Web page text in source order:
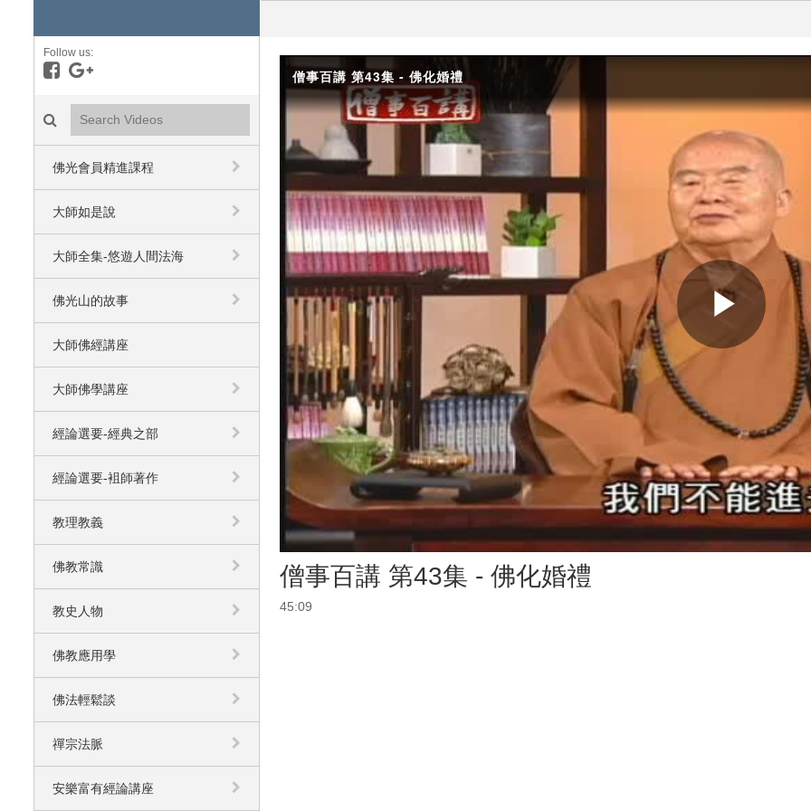
Follow us:
Like on Facebook
Follow on Google+
Search videos icon
佛光會員精進課程
大師如是說
大師全集-悠遊人間法海
佛光山的故事
大師佛經講座
大師佛學講座
經論選要-經典之部
經論選要-袓師著作
教理教義
佛教常識
教史人物
佛教應用學
佛法輕鬆談
禪宗法脈
安樂富有經論講座
僧事百講 第43集 - 佛化婚禮
Play
僧事百講 第43集 - 佛化婚禮
45:09